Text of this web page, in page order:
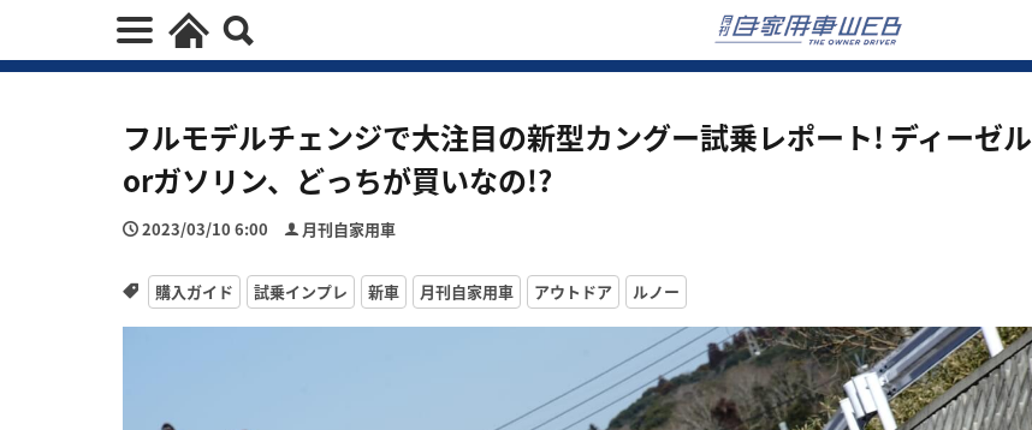
フルモデルチェンジで大注目の新型カングー試乗レポート! ディーゼル
orガソリン、どっちが買いなの!?
2023/03/10 6:00 月刊自家用車
購入ガイド 試乗インプレ 新車 月刊自家用車 アウトドア ルノー